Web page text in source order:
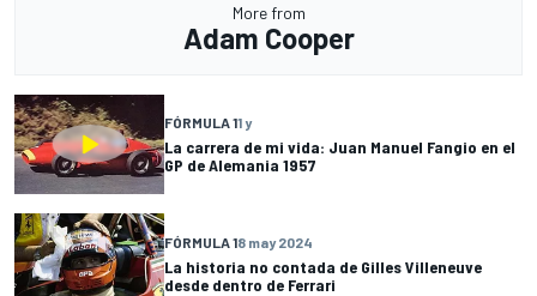
More from
Adam Cooper
FÓRMULA 11 y
La carrera de mi vida: Juan Manuel Fangio en el
GP de Alemania 1957
FÓRMULA 18 may 2024
La historia no contada de Gilles Villeneuve
desde dentro de Ferrari